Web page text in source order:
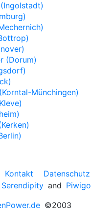
(Dorum)
Münchingen)
Kontakt Datenschutz
Serendipity and Piwigo
©2003